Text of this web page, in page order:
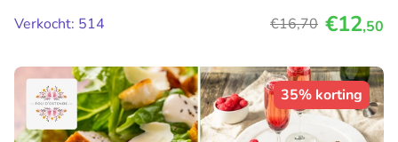
Verkocht: 514
€16,70 €12,50
35% korting